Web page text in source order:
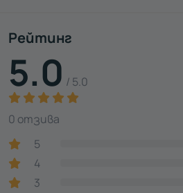
Рейтинг
5.0 / 5.0
0 отзива
5
4
3